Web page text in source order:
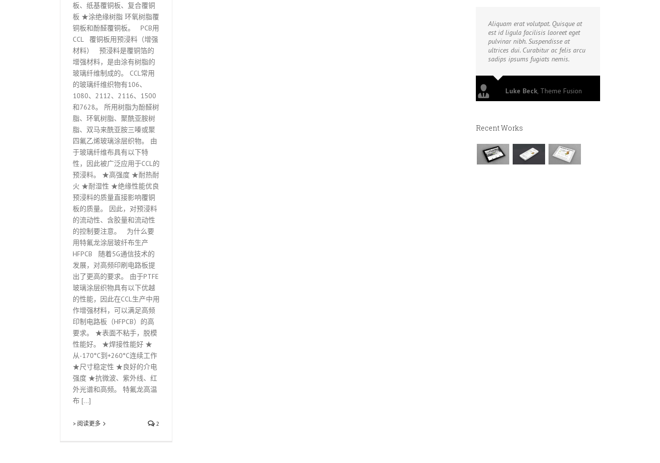
板、纸基覆铜板、复合覆铜
板 ★涂绝缘树脂 环氧树脂覆
铜板和酚醛覆铜板。 PCB用
CCL 覆铜板用预浸料（增强
材料） 预浸料是覆铜箔的
增强材料，是由涂有树脂的
玻璃纤维制成的。 CCL常用
的玻璃纤维织物有106、
1080、2112、2116、1500
和7628。 所用树脂为酚醛树
脂、环氧树脂、聚酰亚胺树
脂、双马来酰亚胺三嗪或聚
四氟乙烯玻璃涂层织物。 由
于玻璃纤维布具有以下特
性，因此被广泛应用于CCL的
预浸料。 ★高强度 ★耐热耐
火 ★耐湿性 ★绝缘性能优良
预浸料的质量直接影响覆铜
板的质量。 因此，对预浸料
的流动性、含胶量和流动性
的控制要注意。 为什么要
用特氟龙涂层玻纤布生产
HFPCB 随着5G通信技术的
发展，对高频印刷电路板提
出了更高的要求。 由于PTFE
玻璃涂层织物具有以下优越
的性能，因此在CCL生产中用
作增强材料，可以满足高频
印制电路板（HFPCB）的高
要求。 ★表面不粘手，脱模
性能好。 ★焊接性能好 ★
从-170°C到+260°C连续工作
★尺寸稳定性 ★良好的介电
强度 ★抗微波、紫外线、红
外光谱和高频。 特氟龙高温
布 [...]
> 阅读更多 2
Aliquam erat volutpat. Quisque at
est id ligula facilisis laoreet eget
pulvinar nibh. Suspendisse at
ultrices dui. Curabitur ac felis arcu
sadips ipsums fugiats nemis.
Luke Beck, Theme Fusion
Recent Works